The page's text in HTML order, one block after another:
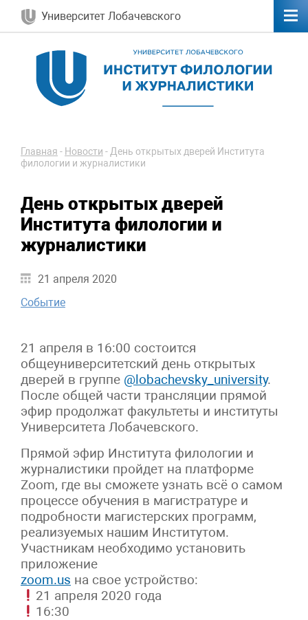
Университет Лобачевского
Главная - Новости -День открытых дверей Института
филологии и журналистики
День открытых дверей
Института филологии и
журналистики
21 апреля 2020
Событие
21 апреля в 16:00 состоится
общеуниверситетский день открытых
дверей в группе @lobachevsky_university.
После общей части трансляции прямой
эфир продолжат факультеты и институты
Университета Лобачевского.
Прямой эфир Института филологии и
журналистики пройдет на платформе
Zoom, где вы сможете узнать всё о самом
процессе обучения в магистратуре и
подробности магистерских программ,
реализуемых нашим Институтом.
Участникам необходимо установить
приложение
zoom.us на свое устройство:
21 апреля 2020 года
16:30